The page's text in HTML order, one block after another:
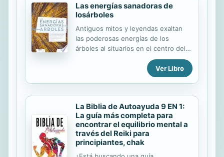
recomiendan este método sencillo y
sin impactos como una de las formas
de ejercicio más seguras, ideal para
prevenir lesiones, para la
rehabilitación y para la salud física
beneficioso para todo el mundo sin
importar la edad ni el nivel de forma
física. Anatomía & Pilates...
Las energías sanadoras de
losárboles
Antiguos mitos y leyendas exaltan
las poderosas energías de los
árboles al situarlos en el centro del
mundo, como vínculo entre la fuerza
Ver Libro
La Biblia de Autoayuda 9 EN 1:
La guía más completa para
encontrar el equilibrio mental a
través del Reiki para
principiantes, chak